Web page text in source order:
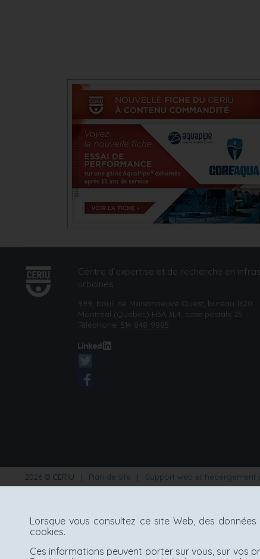
Centre d’expertise et de recherche en
urbaines
999, boul. de Maisonneuve Ouest, bureau 1620
Montréal (Québec) H3A 3L4, case postale 25
Téléphone: 514 848-9885
2026 © CERIU | Plan de site | Support web et hébergement
Lorsque vous consultez ce site Web, des
cookies.
Ces informations peuvent porter sur vous, sur vos